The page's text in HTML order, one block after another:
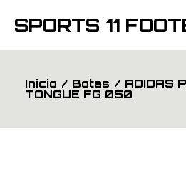
contenido
SPORTS 11
Inicio Botas ADIDAS
TONGUE FG 050